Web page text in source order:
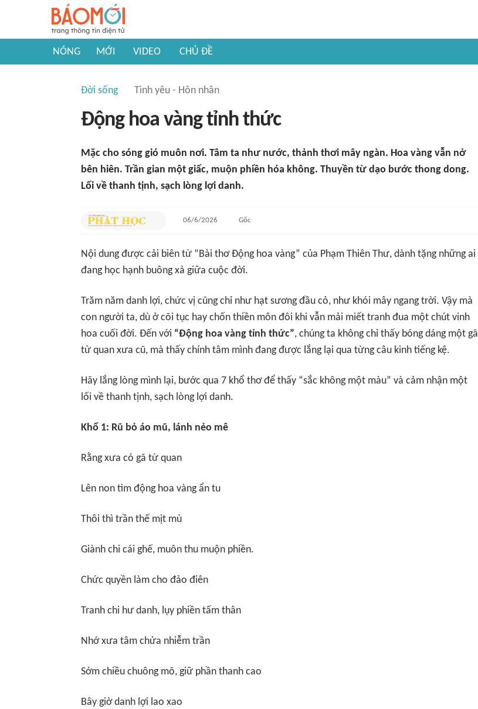
NÓNG MỚI VIDEO CHỦ ĐỀ
Đời sống Tình yêu - Hôn nhân
Động hoa vàng tỉnh thức
Mặc cho sóng gió muôn nơi. Tâm ta như nước, thảnh thơi mây ngàn. Hoa vàng vẫn nở
bên hiên. Trần gian một giấc, muộn phiền hóa không. Thuyền từ dạo bước thong dong.
Lối về thanh tịnh, sạch lòng lợi danh.
06/6/2026 Gốc
Nội dung được cải biên từ “Bài thơ Động hoa vàng” của Phạm Thiên Thư, dành tặng những ai
đang học hạnh buông xả giữa cuộc đời.
Trăm năm danh lợi, chức vị cũng chỉ như hạt sương đầu cỏ, như khói mây ngang trời. Vậy mà
con người ta, dù ở cõi tục hay chốn thiền môn đôi khi vẫn mải miết tranh đua một chút vinh
hoa cuối đời. Đến với “Động hoa vàng tỉnh thức”, chúng ta không chỉ thấy bóng dáng một gã
từ quan xưa cũ, mà thấy chính tâm mình đang được lắng lại qua từng câu kinh tiếng kệ.
Hãy lắng lòng mình lại, bước qua 7 khổ thơ để thấy “sắc không một màu” và cảm nhận một
lối về thanh tịnh, sạch lòng lợi danh.
Khổ 1: Rũ bỏ áo mũ, lánh nẻo mê
Rằng xưa có gã từ quan
Lên non tìm động hoa vàng ẩn tu
Thôi thì trần thế mịt mù
Giành chi cái ghế, muôn thu muộn phiền.
Chức quyền làm cho đảo điên
Tranh chi hư danh, lụy phiền tấm thân
Nhớ xưa tâm chửa nhiễm trần
Sớm chiều chuông mõ, giữ phần thanh cao
Bây giờ danh lợi lao xao